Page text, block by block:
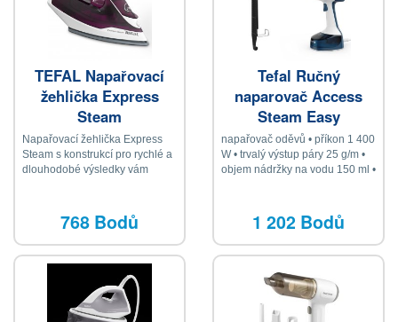
TEFAL Napařovací
žehlička Express
Steam
Napařovací žehlička Express
Steam s konstrukcí pro rychlé a
dlouhodobé výsledky vám
768 Bodů
Tefal Ručný
naparovač Access
Steam Easy
napařovač oděvů • příkon 1 400
W • trvalý výstup páry 25 g/m •
objem nádržky na vodu 150 ml •
na dveře • kartáč pro odstranění
prachu, vlasů a chlupů • V × Š ×
H: 25,8 × 11,1 × 14,2 cm
1 202 Bodů